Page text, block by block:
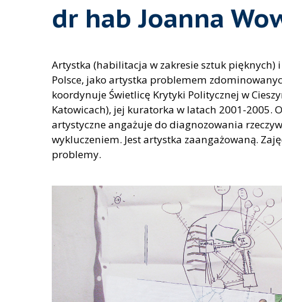
dr hab Joanna
Artystka (habilitacja w zakresie sztuk
Polsce, jako artystka problemem
koordynuje Świetlicę Krytyki Politycznej w
Katowicach), jej kuratorka w latach 2001-2005.
artystyczne angażuje do diagnozowania
wykluczeniem. Jest artystka zaangażowaną.
problemy.